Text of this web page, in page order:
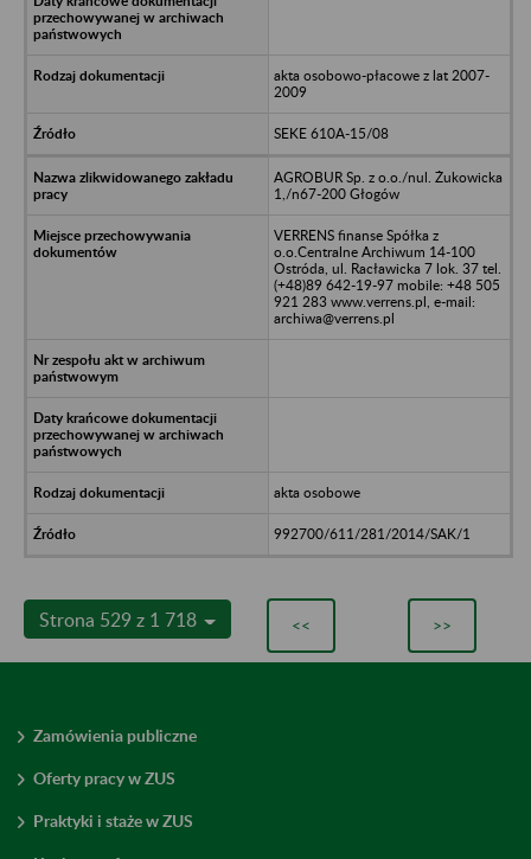
akta osobowo-płacowe z lat 2007-
2009
SEKE 610A-15/08
AGROBUR Sp. z o.o./nul. Żukowicka
1,/n67-200 Głogów
VERRENS finanse Spółka z
o.o.Centralne Archiwum 14-100
Ostróda, ul. Racławicka 7 lok. 37 tel.
(+48)89 642-19-97 mobile: +48 505
921 283 www.verrens.pl, e-mail:
archiwa@verrens.pl
akta osobowe
992700/611/281/2014/SAK/1
Strona 529 z 1 718 << >>
Zamówienia publiczne
Oferty pracy w ZUS
Praktyki i staże w ZUS